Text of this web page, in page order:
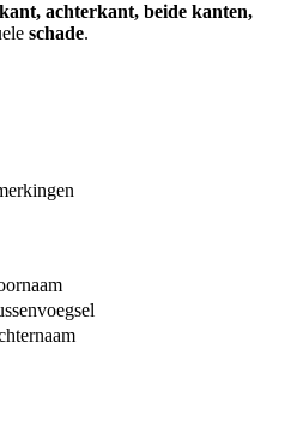
achterkant, beide kanten,
schade.